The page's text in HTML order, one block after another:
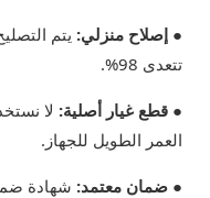
● إصلاح منزلي: يتم
تتعدى 98%.
● قطع غيار أصلية: لا
العمر الطويل للجهاز.
● ضمان معتمد: شهادة